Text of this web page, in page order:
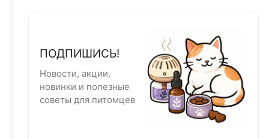
ПОДПИШИСЬ!
Новости, акции,
новинки и полезные
советы для питомцев